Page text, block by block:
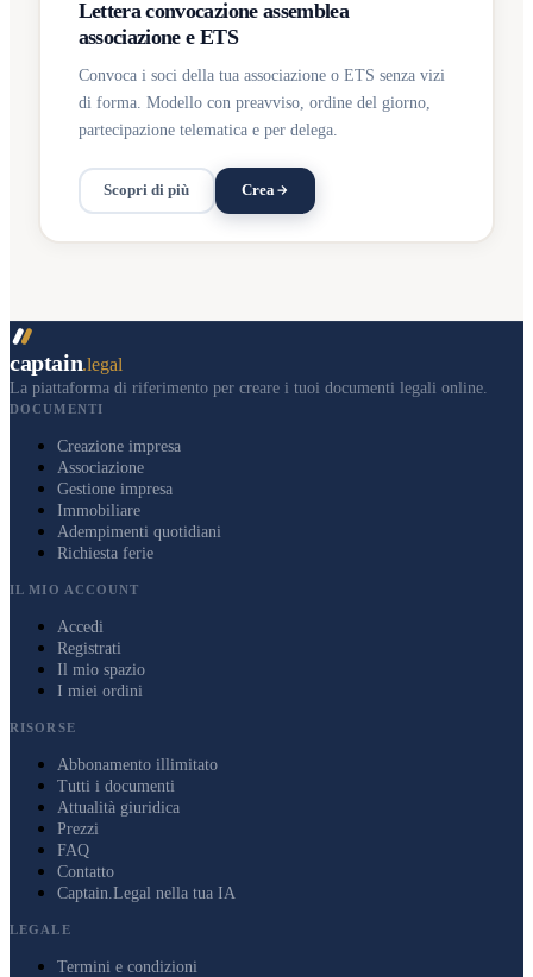
Lettera convocazione assemblea
associazione e ETS
Convoca i soci della tua associazione o ETS senza vizi
di forma. Modello con preavviso, ordine del giorno,
partecipazione telematica e per delega.
Scopri di più Crea
captain.legal
La piattaforma di riferimento per creare i tuoi documenti legali online.
DOCUMENTI
Creazione impresa
Associazione
Gestione impresa
Immobiliare
Adempimenti quotidiani
Richiesta ferie
IL MIO ACCOUNT
Accedi
Registrati
Il mio spazio
I miei ordini
RISORSE
Abbonamento illimitato
Tutti i documenti
Attualità giuridica
Prezzi
FAQ
Contatto
Captain.Legal nella tua IA
LEGALE
Termini e condizioni